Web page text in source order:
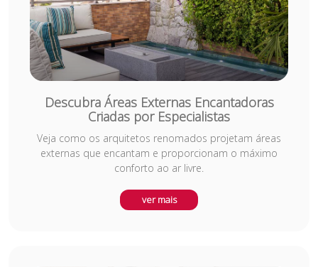
Descubra Áreas Externas Encantadoras
Criadas por Especialistas
Veja como os arquitetos renomados projetam áreas
externas que encantam e proporcionam o máximo
conforto ao ar livre.
ver mais